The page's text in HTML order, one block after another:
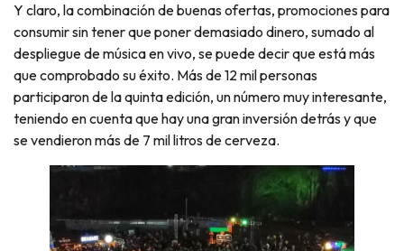
Y claro, la combinación de buenas ofertas, promociones para
consumir sin tener que poner demasiado dinero, sumado al
despliegue de música en vivo, se puede decir que está más
que comprobado su éxito. Más de 12 mil personas
participaron de la quinta edición, un número muy interesante,
teniendo en cuenta que hay una gran inversión detrás y que
se vendieron más de 7 mil litros de cerveza.